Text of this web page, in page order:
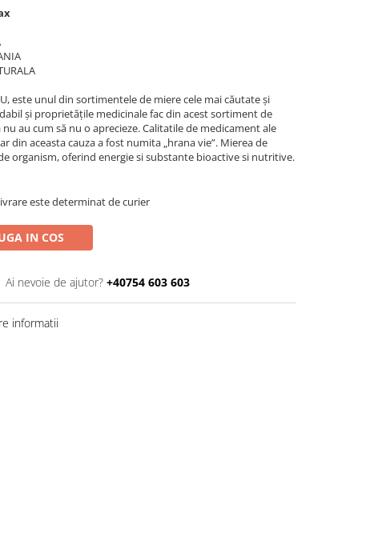
este unul din sortimentele de miere cele mai căutate și
și proprietățile medicinale fac din acest sortiment de
au cum să nu o aprecieze. Calitatile de medicament ale
din aceasta cauza a fost numita „hrana vie”. Mierea de
organism, oferind energie si substante bioactive si nutritive.
este determinat de curier
IN COS
Ai nevoie de ajutor? +40754 603 603
informatii